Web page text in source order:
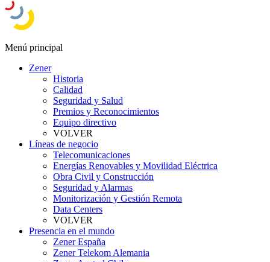
Menú principal
Zener
Historia
Calidad
Seguridad y Salud
Premios y Reconocimientos
Equipo directivo
VOLVER
Líneas de negocio
Telecomunicaciones
Energías Renovables y Movilidad Eléctrica
Obra Civil y Construcción
Seguridad y Alarmas
Monitorización y Gestión Remota
Data Centers
VOLVER
Presencia en el mundo
Zener España
Zener Telekom Alemania